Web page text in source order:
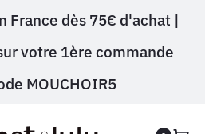
France dès 75€ d'achat |
votre 1ère commande
MOUCHOIR5